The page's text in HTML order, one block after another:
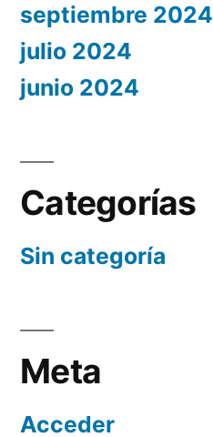
septiembre 2024
julio 2024
junio 2024
Categorías
Sin categoría
Meta
Acceder